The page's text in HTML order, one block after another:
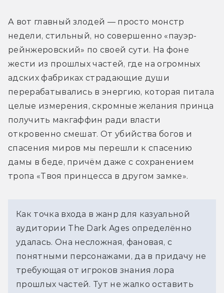
А вот главный злодей — просто монстр
недели, стильный, но совершенно «пауэр-
рейнжеровский» по своей сути. На фоне
жести из прошлых частей, где на огромных
адских фабриках страдающие души
перерабатывались в энергию, которая питала
целые измерения, скромные желания принца
получить макгаффин ради власти
откровенно смешат. От убийства богов и
спасения миров мы перешли к спасению
дамы в беде, причём даже с сохранением
тропа «Твоя принцесса в другом замке».
Как точка входа в жанр для казуальной
аудитории The Dark Ages определённо
удалась. Она несложная, фановая, с
понятными персонажами, да в придачу не
требующая от игроков знания лора
прошлых частей. Тут не жалко оставить